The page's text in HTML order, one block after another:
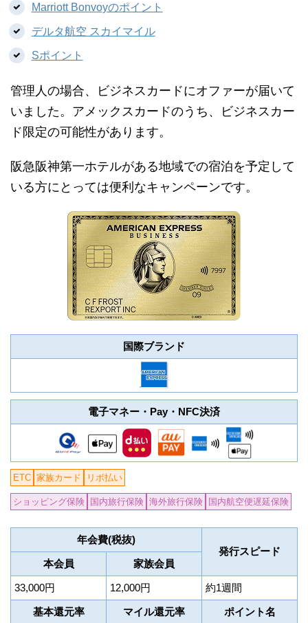
Marriott Bonvoyのポイント
デルタ航空 スカイマイル
Sポイント
管理人の場合、ビジネスカードにオファーが届いて
いました。アメックスカードのうち、ビジネスカー
ド限定の可能性があります。
阪急阪神第一ホテルがある地域での宿泊を予定して
いる方にとっては便利なキャンペーンです。
国際ブランド
電子マネー・Pay・NFC決済
ETC 家族カード リボ払い
ショッピング保険 国内旅行保険 海外旅行保険 国内航空便遅延保険
年会費(税抜)
発行スピード
本会員
家族会員
33,000円 12,000円 約1週間
基本還元率 マイル還元率 ポイント名